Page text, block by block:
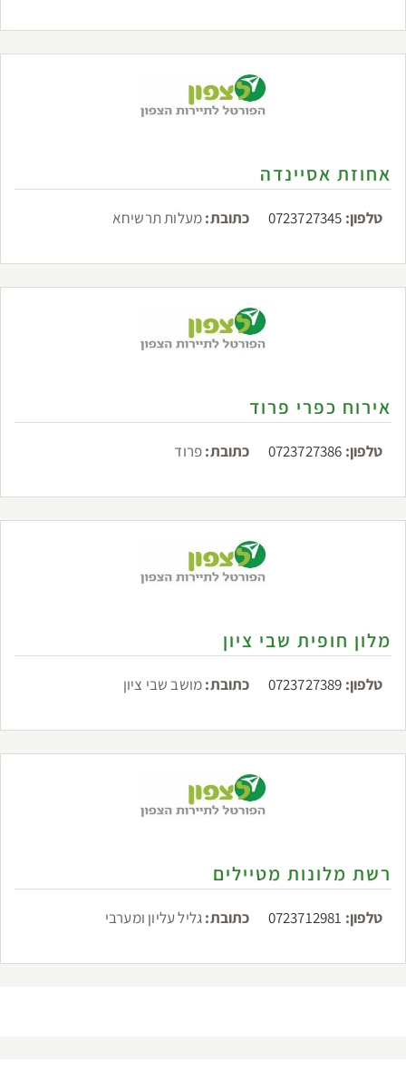
אחוזת אסיינדה
טלפון: 0723727345 כתובת:מעלות תרשיחא
אירוח כפרי פרוד
טלפון: 0723727386 כתובת:פרוד
מלון חופית שבי ציון
טלפון: 0723727389 כתובת:מושב שבי ציון
רשת מלונות מטיילים
טלפון: 0723712981 כתובת:גליל עליון ומערבי